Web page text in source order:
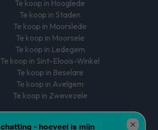
Te koop in Hooglede
Te koop in Staden
Te koop in Moorslede
Te koop in Moorsele
Te koop in Ledegem
Te koop in Sint-Eloois-Winkel
Te koop in Beselare
Te koop in Avelgem
Te koop in Zwevezele